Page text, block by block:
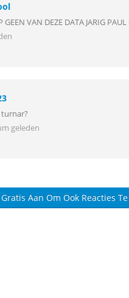
GEEN VAN DEZE DATA JARIG
geleden
Aan Om Ook Reacties